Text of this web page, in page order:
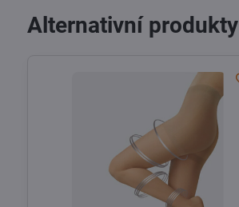
Alternativní produkty